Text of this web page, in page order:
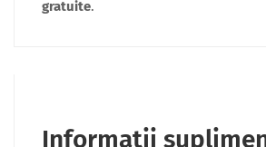
gratuite.
Informații